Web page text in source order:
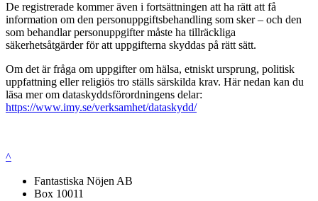
De registrerade kommer även i fortsättningen att ha rätt att få
information om den personuppgiftsbehandling som sker – och den
som behandlar personuppgifter måste ha tillräckliga
säkerhetsåtgärder för att uppgifterna skyddas på rätt sätt.
Om det är fråga om uppgifter om hälsa, etniskt ursprung, politisk
uppfattning eller religiös tro ställs särskilda krav. Här nedan kan du
läsa mer om dataskyddsförordningens delar:
https://www.imy.se/verksamhet/dataskydd/
^
Fantastiska Nöjen AB
Box 10011